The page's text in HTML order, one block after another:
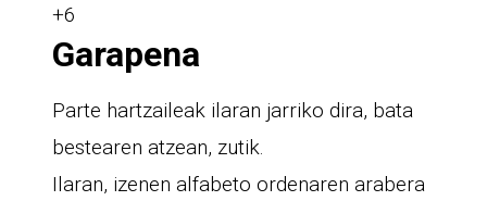
+6
Garapena
Parte hartzaileak ilaran jarriko dira, bata
bestearen atzean, zutik.
Ilaran, izenen alfabeto ordenaren arabera